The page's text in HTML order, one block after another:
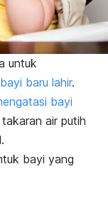
untuk
baru lahir.
bayi
air putih
bayi yang